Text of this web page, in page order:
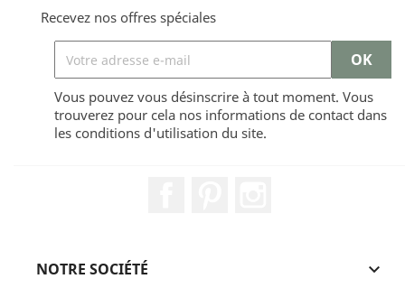
Recevez nos offres spéciales
Vous pouvez vous désinscrire à tout moment. Vous
trouverez pour cela nos informations de contact dans
les conditions d'utilisation du site.
NOTRE SOCIÉTÉ 